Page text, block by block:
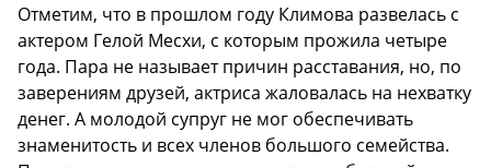
Отметим, что в прошлом году Климова развелась с
актером Гелой Месхи, с которым прожила четыре
года. Пара не называет причин расставания, но, по
заверениям друзей, актриса жаловалась на нехватку
денег. А молодой супруг не мог обеспечивать
знаменитость и всех членов большого семейства.